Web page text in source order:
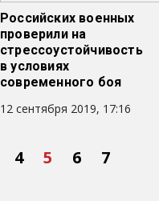
Российских военных
проверили на
стрессоустойчивость
в условиях
современного боя
12 сентября 2019, 17:16
4 5 6
7